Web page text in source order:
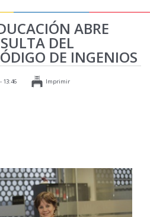
ABRE
DEL
DE INGENIOS
13:46 Imprimir